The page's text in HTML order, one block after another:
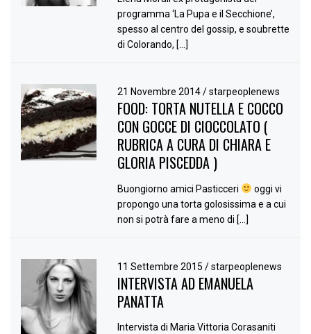
programma ‘La Pupa e il Secchione’,
spesso al centro del gossip, e soubrette
di Colorando, […]
21 Novembre 2014/ starpeoplenews
FOOD: TORTA NUTELLA E COCCO
CON GOCCE DI CIOCCOLATO (
RUBRICA A CURA DI CHIARA E
GLORIA PISCEDDA )
Buongiorno amici Pasticceri
oggi vi
propongo una torta golosissima e a cui
non si potrà fare a meno di […]
11 Settembre 2015/ starpeoplenews
INTERVISTA AD EMANUELA
PANATTA
Intervista di Maria Vittoria Corasaniti